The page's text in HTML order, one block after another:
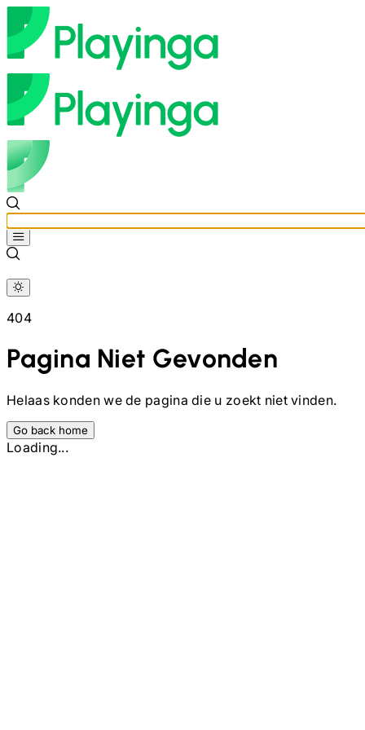
404
Pagina Niet Gevonden
Helaas konden we de pagina die u zoekt niet vinden.
Go back home
Loading...